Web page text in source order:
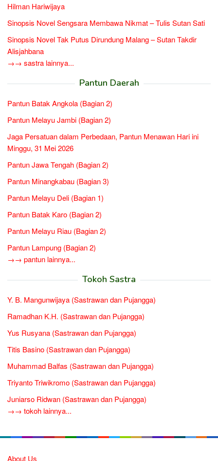
Hilman Hariwijaya
Sinopsis Novel Sengsara Membawa Nikmat – Tulis Sutan Sati
Sinopsis Novel Tak Putus Dirundung Malang – Sutan Takdir
Alisjahbana
→→ sastra lainnya...
Pantun Daerah
Pantun Batak Angkola (Bagian 2)
Pantun Melayu Jambi (Bagian 2)
Jaga Persatuan dalam Perbedaan, Pantun Menawan Hari ini
Minggu, 31 Mei 2026
Pantun Jawa Tengah (Bagian 2)
Pantun Minangkabau (Bagian 3)
Pantun Melayu Deli (Bagian 1)
Pantun Batak Karo (Bagian 2)
Pantun Melayu Riau (Bagian 2)
Pantun Lampung (Bagian 2)
→→ pantun lainnya...
Tokoh Sastra
Y. B. Mangunwijaya (Sastrawan dan Pujangga)
Ramadhan K.H. (Sastrawan dan Pujangga)
Yus Rusyana (Sastrawan dan Pujangga)
Titis Basino (Sastrawan dan Pujangga)
Muhammad Balfas (Sastrawan dan Pujangga)
Triyanto Triwikromo (Sastrawan dan Pujangga)
Juniarso Ridwan (Sastrawan dan Pujangga)
→→ tokoh lainnya...
About Us